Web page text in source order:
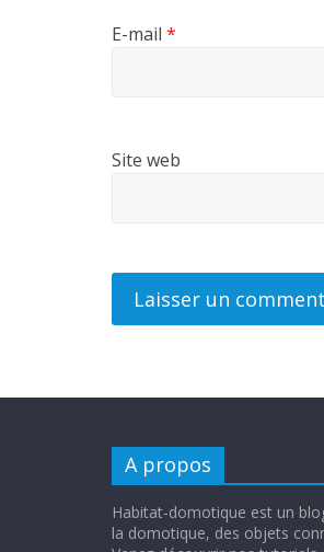
E-mail *
Site web
A propos
Habitat-domotique est un
la domotique, des objets